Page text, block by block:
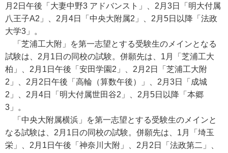
月2日午後「大妻中野3 アドバンスト」、2月3日「明大付属
八王子A2」、2月4日「中央大附属2」、2月5日以降「法政
大学3」。
「芝浦工大附」を第一志望とする受験生のメインとなる
試験は、2月1日の同校の試験。併願先は、1月「芝浦工大
柏」、2月1日午後「安田学園2」、2月2日「芝浦工大附
2」、2月2日午後「高輪（算数午後）」、2月3日「成城
2」、2月4日「明大付属世田谷2」、2月5日以降「本郷
3」。
「中央大附属横浜」を第一志望とする受験生のメインと
なる試験は、2月1日の同校の試験。併願先は、1月「埼玉
栄」、2月1日午後「神奈川大附」、2月2日「法政第二」、